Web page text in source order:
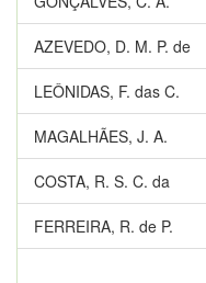
AZEVEDO, D. M. P. de
LEÔNIDAS, F. das C.
MAGALHÃES, J. A.
COSTA, R. S. C. da
FERREIRA, R. de P.